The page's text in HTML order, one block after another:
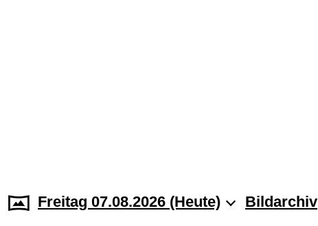
Freitag 07.08.2026 (Heute) Bildarchiv